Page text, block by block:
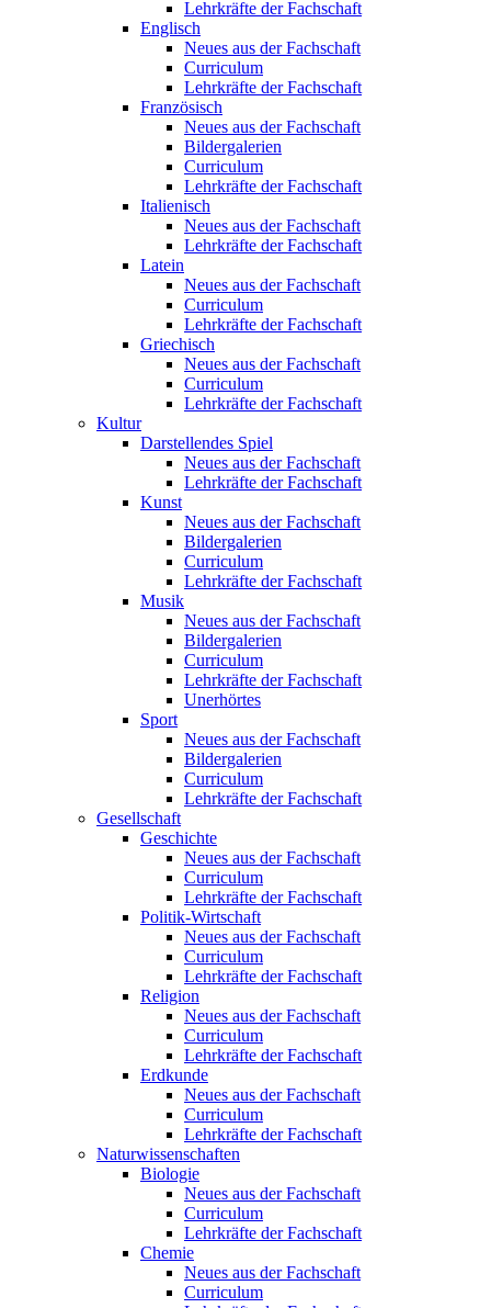
Lehrkräfte der Fachschaft
Englisch
Neues aus der Fachschaft
Curriculum
Lehrkräfte der Fachschaft
Französisch
Neues aus der Fachschaft
Bildergalerien
Curriculum
Lehrkräfte der Fachschaft
Italienisch
Neues aus der Fachschaft
Lehrkräfte der Fachschaft
Latein
Neues aus der Fachschaft
Curriculum
Lehrkräfte der Fachschaft
Griechisch
Neues aus der Fachschaft
Curriculum
Lehrkräfte der Fachschaft
Kultur
Darstellendes Spiel
Neues aus der Fachschaft
Lehrkräfte der Fachschaft
Kunst
Neues aus der Fachschaft
Bildergalerien
Curriculum
Lehrkräfte der Fachschaft
Musik
Neues aus der Fachschaft
Bildergalerien
Curriculum
Lehrkräfte der Fachschaft
Unerhörtes
Sport
Neues aus der Fachschaft
Bildergalerien
Curriculum
Lehrkräfte der Fachschaft
Gesellschaft
Geschichte
Neues aus der Fachschaft
Curriculum
Lehrkräfte der Fachschaft
Politik-Wirtschaft
Neues aus der Fachschaft
Curriculum
Lehrkräfte der Fachschaft
Religion
Neues aus der Fachschaft
Curriculum
Lehrkräfte der Fachschaft
Erdkunde
Neues aus der Fachschaft
Curriculum
Lehrkräfte der Fachschaft
Naturwissenschaften
Biologie
Neues aus der Fachschaft
Curriculum
Lehrkräfte der Fachschaft
Chemie
Neues aus der Fachschaft
Curriculum